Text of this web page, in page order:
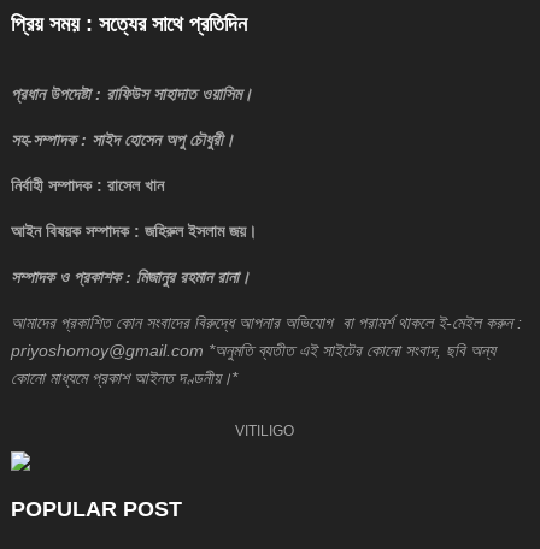
প্রিয় সময় : সত্যের সাথে প্রতিদিন
প্রধান উপদেষ্টা : রাফিউস সাহাদাত ওয়াসিম।
সহ-সম্পাদক : সাইদ হোসেন অপু চৌধুরী।
নির্বাহী সম্পাদক : রাসেল খান
আইন বিষয়ক সম্পাদক : জহিরুল ইসলাম জয়।
সম্পাদক ও প্রকাশক : মিজানুর রহমান রানা।
আমাদের প্রকাশিত কোন সংবাদের বিরুদ্ধে আপনার অভিযোগ বা পরামর্শ থাকলে ই-মেইল করুন :
priyoshomoy@gmail.com *অনুমতি ব্যতীত এই সাইটের কোনো সংবাদ, ছবি অন্য
কোনো মাধ্যমে প্রকাশ আইনত দণ্ডনীয়।*
VITILIGO
POPULAR POST